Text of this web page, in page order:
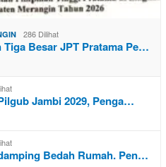
286 Dilihat
Tiga Besar JPT Pratama Pe…
Jambi 2029, Penga…
Bedah Rumah. Pen…